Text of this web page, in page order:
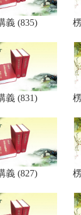
義 (835)
義 (831)
義 (827)